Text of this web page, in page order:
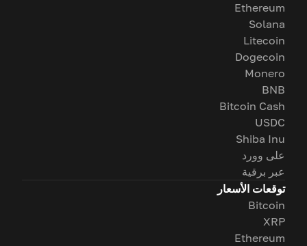
Ethereum
Solana
Litecoin
Dogecoin
Monero
BNB
Bitcoin Cash
USDC
Shiba Inu
على وورد
عبر برقية
توقعات الأسعار
Bitcoin
XRP
Ethereum